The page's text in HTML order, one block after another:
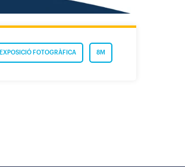
8M
EXPOSICIÓ FOTOGRÀFICA